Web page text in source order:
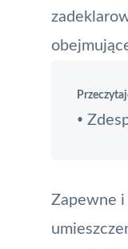
•
Zapewne i